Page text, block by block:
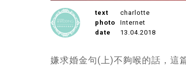
text
charlotte
photo
Internet
date
13.04.2018
嫌求婚金句(上)不夠喉的話，這